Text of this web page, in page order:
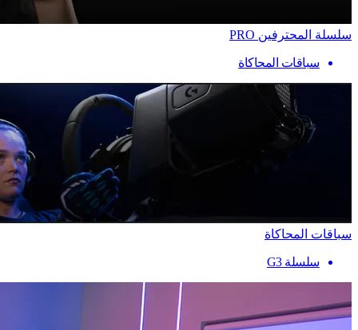
سلسلة المحترفين PRO
سباقات المحاكاة
سباقات المحاكاة
سلسلة G3